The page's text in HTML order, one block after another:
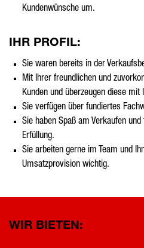
Kundenwünsche um.
IHR PROFIL:
Sie waren bereits in der
Mit Ihrer freundlichen und
Kunden und überzeugen diese mit
Sie verfügen über fundiertes
Sie haben Spaß am Verkaufen
Erfüllung.
Sie arbeiten gerne im Team und
Umsatzprovision wichtig.
WIR BIETEN: